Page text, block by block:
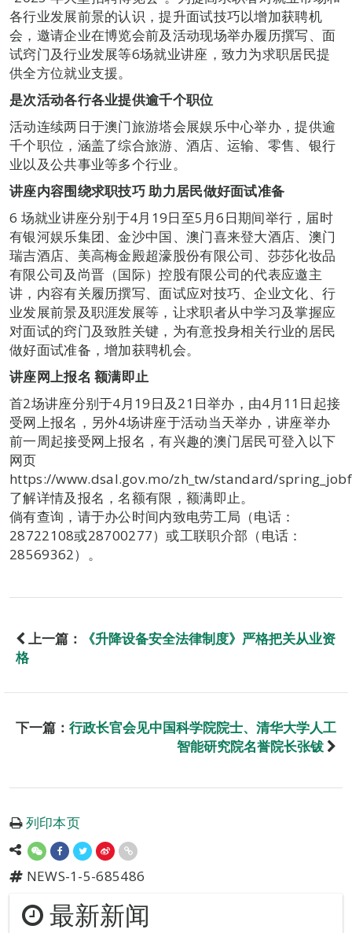
各行业发展前景的认识，提升面试技巧以增加获聘机
会，邀请企业在博览会前及活动现场举办履历撰写、面
试窍门及行业发展等6场就业讲座，致力为求职居民提
供全方位就业支援。
是次活动各行各业提供逾千个职位
活动连续两日于澳门旅游塔会展娱乐中心举办，提供逾
千个职位，涵盖了综合旅游、酒店、运输、零售、银行
业以及公共事业等多个行业。
讲座内容围绕求职技巧 助力居民做好面试准备
6 场就业讲座分别于4月19日至5月6日期间举行，届时
有银河娱乐集团、金沙中国、澳门喜来登大酒店、澳门
瑞吉酒店、美高梅金殿超濠股份有限公司、莎莎化妆品
有限公司及尚晋（国际）控股有限公司的代表应邀主
讲，内容有关履历撰写、面试应对技巧、企业文化、行
业发展前景及职涯发展等，让求职者从中学习及掌握应
对面试的窍门及致胜关键，为有意投身相关行业的居民
做好面试准备，增加获聘机会。
讲座网上报名 额满即止
首2场讲座分别于4月19日及21日举办，由4月11日起接
受网上报名，另外4场讲座于活动当天举办，讲座举办
前一周起接受网上报名，有兴趣的澳门居民可登入以下
网页
https://www.dsal.gov.mo/zh_tw/standard/
了解详情及报名，名额有限，额满即止。
倘有查询，请于办公时间内致电劳工局（电话：
28722108或28700277）或工联职介部（电话：
28569362）。
上一篇：
《升降设备安全法律制度》严格把关从业资
格
下一篇： 行政长官会见中国科学院院士、清华大学人工
智能研究院名誉院长张钹
列印本页
NEWS-1-5-685486
最新新闻